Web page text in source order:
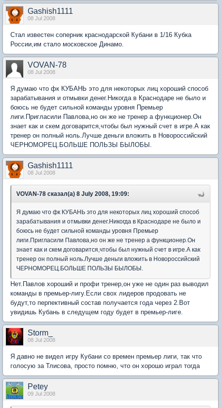
Gashish1111
08 Jul 2008
Стал известен соперник краснодарской Кубани в 1/16 Кубка
России,им стало московское Динамо.
VOVAN-78
08 Jul 2008
Я думаю что фк КУБАНЬ это для некоторых лиц хороший способ
зарабатывания и отмывки денег.Никогда в Краснодаре не было и
боюсь не будет сильной команды уровня Премьер
лиги.Пригласили Павлова,но он же не тренер а функционер.Он
знает как и скем договарится,чтобы был нужный счет в игре.А как
тренер он полный ноль.Лучше деньги вложить в Новороссийский
ЧЕРНОМОРЕЦ.БОЛЬШЕ ПОЛЬЗЫ БЫЛОБЫ.
Gashish1111
08 Jul 2008
VOVAN-78 сказал(а) 8 July 2008, 19:09:
Я думаю что фк КУБАНЬ это для некоторых лиц хороший способ
зарабатывания и отмывки денег.Никогда в Краснодаре не было и
боюсь не будет сильной команды уровня Премьер
лиги.Пригласили Павлова,но он же не тренер а функционер.Он
знает как и скем договарится,чтобы был нужный счет в игре.А как
тренер он полный ноль.Лучше деньги вложить в Новороссийский
ЧЕРНОМОРЕЦ.БОЛЬШЕ ПОЛЬЗЫ БЫЛОБЫ.
Нет.Павлов хороший и профи тренер,он уже не один раз выводил
команды в премьер-лигу.Если свох лидеров продовать не
будут,то перпективный состав получается года через 2.Вот
увидишь Кубань в следущем году будет в премьер-лиге.
Storm_
08 Jul 2008
Я давно не видел игру Кубани со времен премьер лиги, так что
голосую за Тлисова, просто помню, что он хорошо играл тогда
Petey
09 Jul 2008